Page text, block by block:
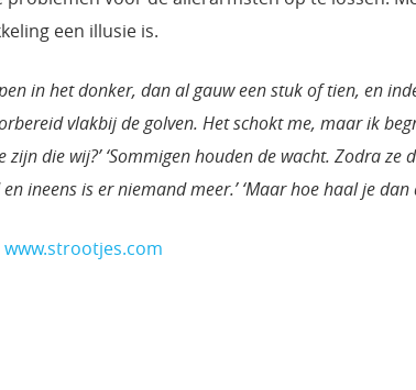
een illusie is.
in het donker, dan al gauw een stuk of tien, en
vlakbij de golven. Het schokt me, maar ik
zijn die wij?’ ‘Sommigen houden de wacht. Zodra
ineens is er niemand meer.’ ‘Maar hoe haal je
www.strootjes.com